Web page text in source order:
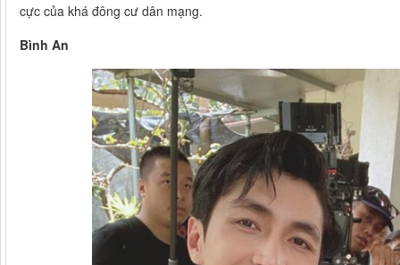
cực của khá đông cư dân mạng.
Bình An